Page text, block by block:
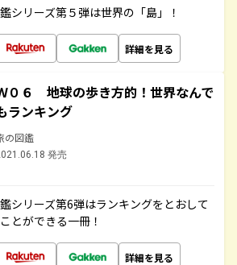
シリーズ第５弾は世界の「島」！
詳細を見る
０６ 地球の歩き方的！世界なんで
ランキング
の図鑑
発売
シリーズ第6弾はランキングをとおして
とができる一冊！
詳細を見る